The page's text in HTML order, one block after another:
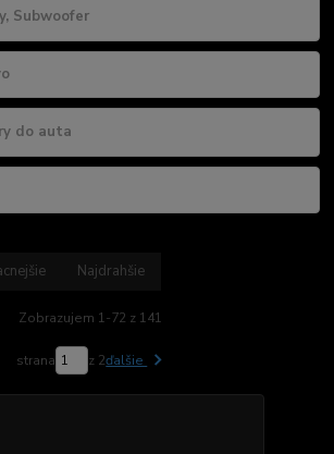
Subwoofer
do auta
Najdrahšie
Zobrazujem 1-72 z 141
strana z 2ďalšie